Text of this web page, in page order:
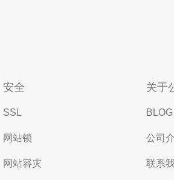
安全
SSL
网站锁
网站容灾
关于
BLOG
公司
联系